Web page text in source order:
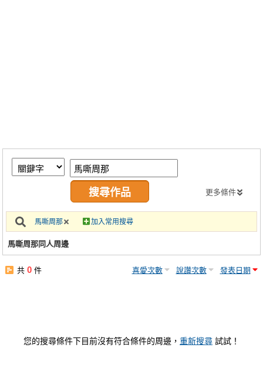
繪圖藝廊
交流中心
攤位轉讓區
會員功能選單
註冊會員
更多條件
馬嘶周那 加入常用搜尋
馬嘶周那同人周邊
共0 件 喜愛次數 說讚次數 發表日期
您的搜尋條件下目前沒有符合條件的周邊， 重新搜尋 試試！